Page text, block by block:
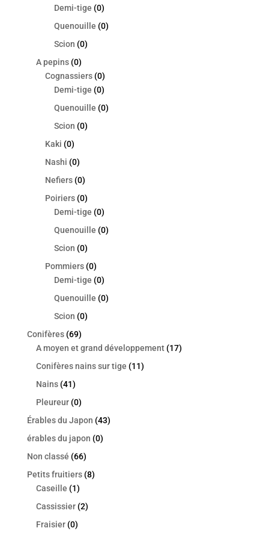
Demi-tige (0)
Quenouille (0)
Scion (0)
A pepins (0)
Cognassiers (0)
Demi-tige (0)
Quenouille (0)
Scion (0)
Kaki (0)
Nashi (0)
Nefiers (0)
Poiriers (0)
Demi-tige (0)
Quenouille (0)
Scion (0)
Pommiers (0)
Demi-tige (0)
Quenouille (0)
Scion (0)
Conifères (69)
A moyen et grand développement (17)
Conifères nains sur tige (11)
Nains (41)
Pleureur (0)
Érables du Japon (43)
érables du japon (0)
Non classé (66)
Petits fruitiers (8)
Caseille (1)
Cassissier (2)
Fraisier (0)